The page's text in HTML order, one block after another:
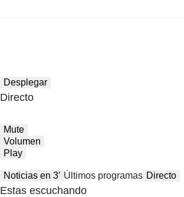
Desplegar
Directo
Mute
Volumen
Play
Noticias en 3′ Últimos programas Directo
Estas escuchando